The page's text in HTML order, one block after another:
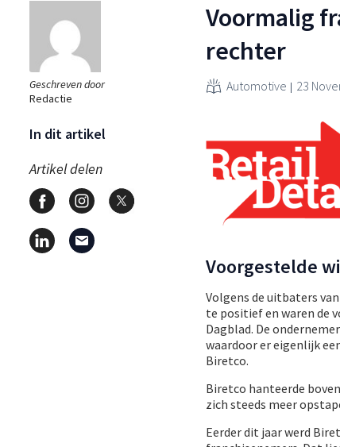
Geschreven door
Redactie
In dit artikel
Artikel delen
Voormalig
rechter
Automotive 23
Voorgestelde
Volgens de uitbaters
te positief en waren de
Dagblad. De
waardoor er eigenlijk
Biretco.
Biretco hanteerde
zich steeds meer
Eerder dit jaar werd